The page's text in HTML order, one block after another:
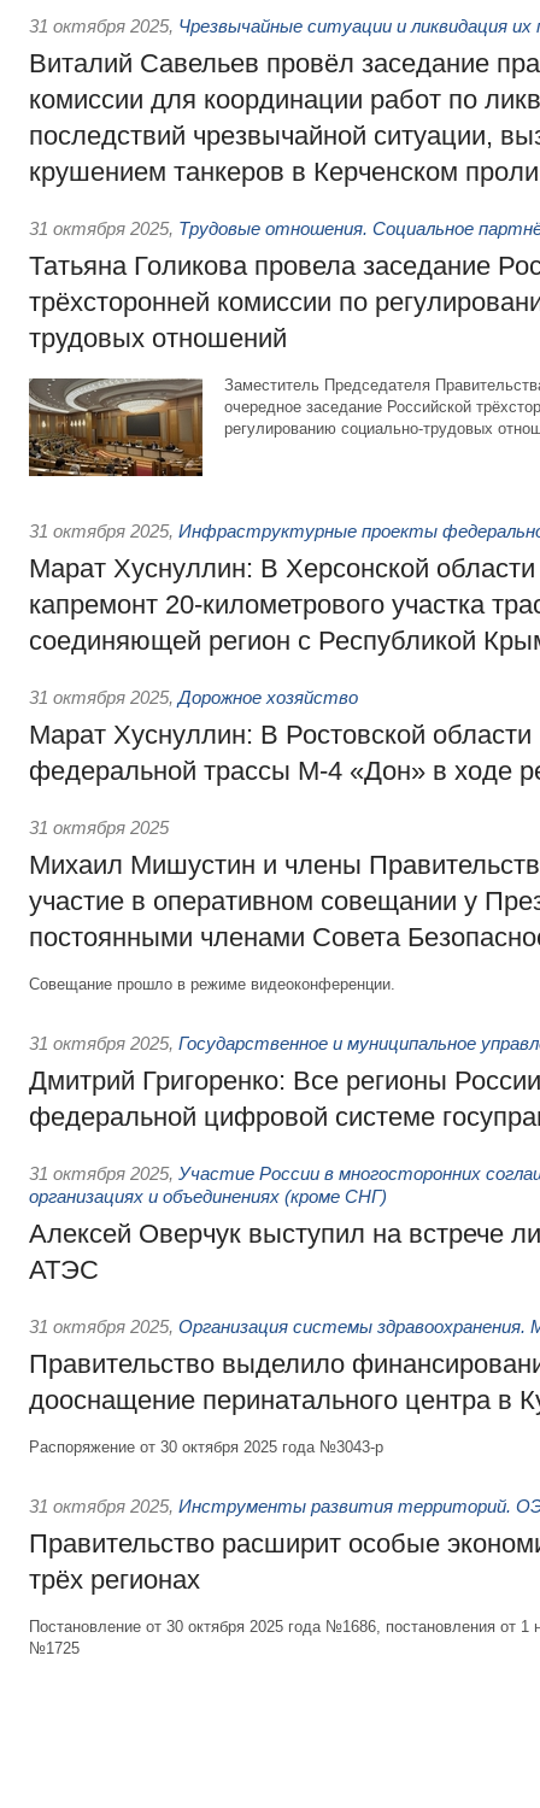
31 октября 2025, Чрезвычайные ситуации и ликвидация их
Виталий Савельев провёл заседание
комиссии для координации работ по
последствий чрезвычайной ситуации,
крушением танкеров в Керченском
31 октября 2025, Трудовые отношения. Социальное
Татьяна Голикова провела заседание
трёхсторонней комиссии по
трудовых отношений
Заместитель Председателя
очередное заседание Российской
регулированию социально-трудовых
31 октября 2025, Инфраструктурные проекты
Марат Хуснуллин: В Херсонской
капремонт 20-километрового участка
соединяющей регион с Республикой
31 октября 2025, Дорожное хозяйство
Марат Хуснуллин: В Ростовской
федеральной трассы М-4 «Дон» в ходе
31 октября 2025
Михаил Мишустин и члены
участие в оперативном совещании у
постоянными членами Совета
Совещание прошло в режиме видеоконференции.
31 октября 2025, Государственное и муниципальное
Дмитрий Григоренко: Все регионы
федеральной цифровой системе
31 октября 2025, Участие России в многосторонних
организациях и объединениях (кроме СНГ)
Алексей Оверчук выступил на встрече
АТЭС
31 октября 2025, Организация системы здравоохранения.
Правительство выделило
дооснащение перинатального центра в
Распоряжение от 30 октября 2025 года №3043-р
31 октября 2025, Инструменты развития территорий.
Правительство расширит особые
трёх регионах
Постановление от 30 октября 2025 года №1686, постановления от
№1725